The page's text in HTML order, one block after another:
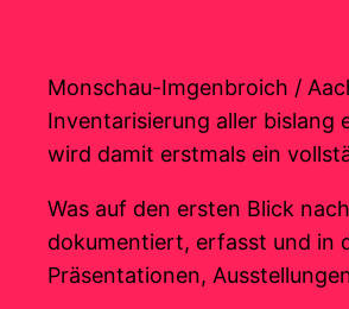
Monschau-Imgenbroich /
Inventarisierung aller bislang
wird damit erstmals ein
Was auf den ersten Blick
dokumentiert, erfasst und in
Präsentationen,